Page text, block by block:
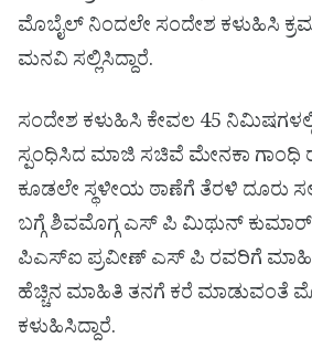
ಮೊಬೈಲ್ ನಿಂದಲೇ ಸಂದೇಶ ಕಳುಹಿಸಿ ಕ್ರಮ
ಮನವಿ ಸಲ್ಲಿಸಿದ್ದಾರೆ.
ಸಂದೇಶ ಕಳುಹಿಸಿ ಕೇವಲ 45
ಸ್ಪಂಧಿಸಿದ ಮಾಜಿ ಸಚಿವೆ ಮೇನಕಾ ಗಾಂಧಿ
ಕೂಡಲೇ ಸ್ಥಳೀಯ ಠಾಣೆಗೆ ತೆರಳಿ ದೂರು
ಬಗ್ಗೆ ಶಿವಮೊಗ್ಗ ಎಸ್ ಪಿ ಮಿಥುನ್
ಪಿಎಸ್‌ಐ ಪ್ರವೀಣ್ ಎಸ್ ಪಿ ರವರಿಗೆ
ಹೆಚ್ಚಿನ ಮಾಹಿತಿ ತನಗೆ ಕರೆ ಮಾಡುವಂತೆ
ಕಳುಹಿಸಿದ್ದಾರೆ.